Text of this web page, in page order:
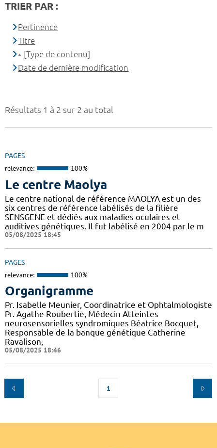
Résultats 1 à 2 sur 2 au total
PAGES
relevance: 100%
Le centre Maolya
Le centre national de référence MAOLYA est un des
six centres de référence labélisés de la filière
SENSGENE et dédiés aux maladies oculaires et
auditives génétiques. Il fut labélisé en 2004 par le m
05/08/2025 18:45
PAGES
relevance: 100%
Organigramme
Pr. Isabelle Meunier, Coordinatrice et Ophtalmologiste
Pr. Agathe Roubertie, Médecin Atteintes
neurosensorielles syndromiques Béatrice Bocquet,
Responsable de la banque génétique Catherine
Ravalison,
05/08/2025 18:46
1
TRIER PAR :
Pertinence
Titre
[Type de contenu]
Date de dernière modification